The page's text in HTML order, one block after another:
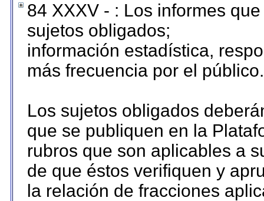
84 XXXV - : Los informes
sujetos obligados;
información estadística,
más frecuencia por el público.
Los sujetos obligados
que se publiquen en la
rubros que son aplicables a
de que éstos verifiquen y
la relación de fracciones